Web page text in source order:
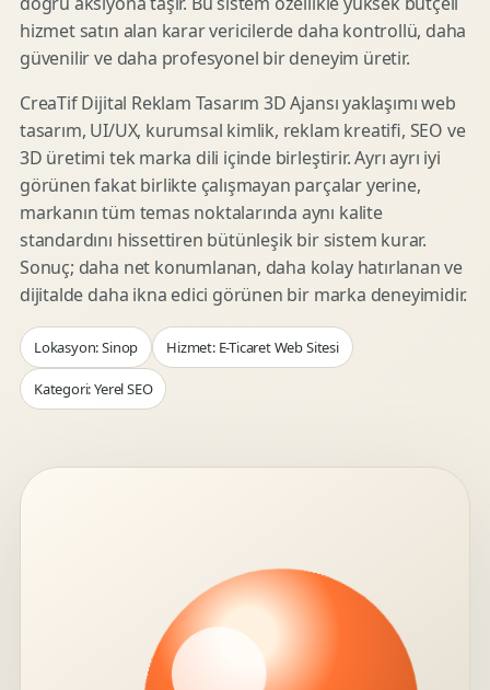
hizmet satın alan karar vericilerde daha kontrollü, daha
güvenilir ve daha profesyonel bir deneyim üretir.
CreaTif Dijital Reklam Tasarım 3D Ajansı yaklaşımı web
tasarım, UI/UX, kurumsal kimlik, reklam kreatifi, SEO ve
3D üretimi tek marka dili içinde birleştirir. Ayrı ayrı iyi
görünen fakat birlikte çalışmayan parçalar yerine,
markanın tüm temas noktalarında aynı kalite
standardını hissettiren bütünleşik bir sistem kurar.
Sonuç; daha net konumlanan, daha kolay hatırlanan ve
dijitalde daha ikna edici görünen bir marka deneyimidir.
Lokasyon: Sinop Hizmet: E-Ticaret Web Sitesi
Kategori: Yerel SEO